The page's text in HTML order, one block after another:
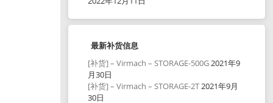
最新补货信息
[补货] – Virmach – STORAGE-500G2021年9
月30日
[补货] – Virmach – STORAGE-2T2021年9月
30日